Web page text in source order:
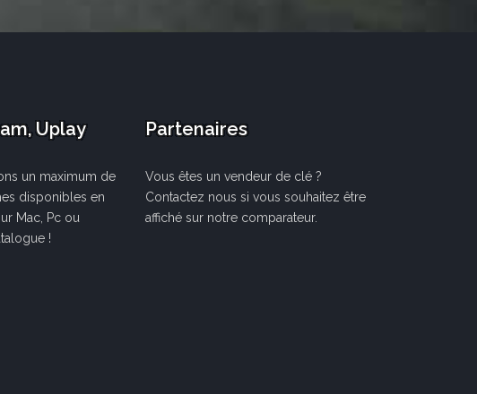
Uplay
un maximum de
disponibles en
Mac, Pc ou
!
Partenaires
Vous êtes un vendeur de clé ?
Contactez nous si vous souhaitez être
affiché sur notre comparateur.